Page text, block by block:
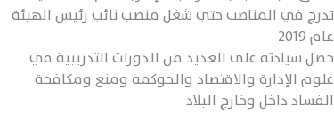
تدرج في المناصب حتي شغل منصب نائب رئيس الهيئة
عام ٢٠١٩
حصل سيادته على العديد من الدورات التدريبية في
علوم الإدارة والاقتصاد والحوكمه ومنع ومكافحة
الفساد داخل وخارج البلاد